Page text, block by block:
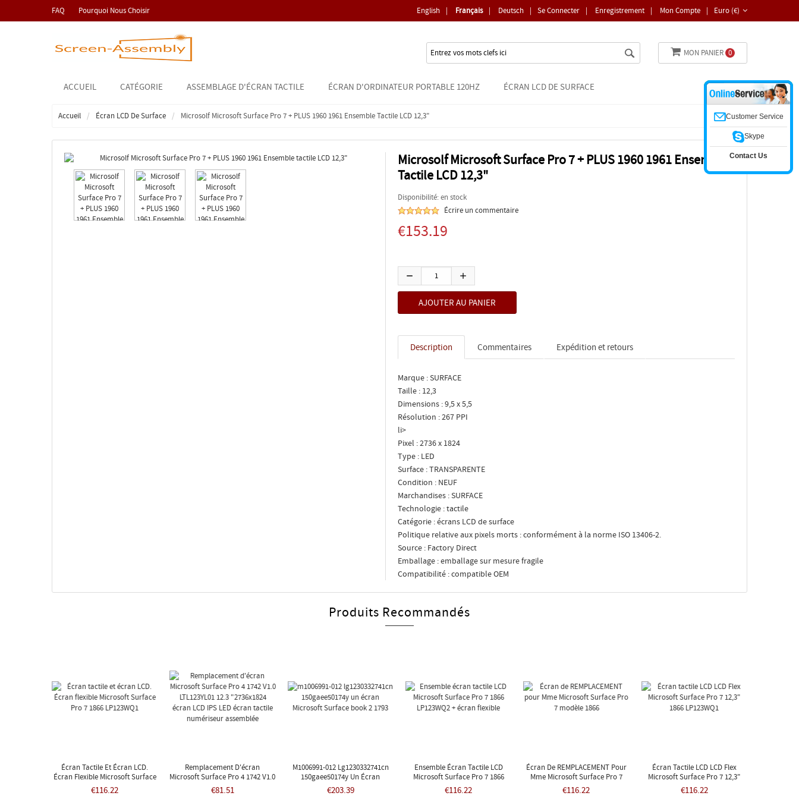
FAQ Pourquoi Nous Choisir Euro (€)
Se Connecter | Enregistrement | Mon Compte |
English | Français | Deutsch |
MON PANIER 0
ACCUEIL CATÉGORIE ASSEMBLAGE D'ÉCRAN TACTILE ÉCRAN D'ORDINATEUR PORTABLE 120HZ ÉCRAN LCD DE SURFACE
Accueil Écran LCD De Surface Microsolf Microsoft Surface Pro 7 + PLUS 1960 1961 Ensemble Tactile LCD 12,3"
Microsolf Microsoft Surface Pro 7 + PLUS 1960 1961 Ensemble
Tactile LCD 12,3"
Disponibilité: en stock
Écrire un commentaire
€153.19
Description Commentaires Expédition et retours
Marque : SURFACE
Taille : 12,3
Dimensions : 9,5 x 5,5
Résolution : 267 PPI
li>
Pixel : 2736 x 1824
Type : LED
Surface : TRANSPARENTE
Condition : NEUF
Marchandises : SURFACE
Technologie : tactile
Catégorie : écrans LCD de surface
Politique relative aux pixels morts : conformément à la norme ISO 13406-2.
Source : Factory Direct
Emballage : emballage sur mesure fragile
Compatibilité : compatible OEM
Produits Recommandés
Écran Tactile Et Écran LCD.
Écran Flexible Microsoft Surface
Pro 7 1866 LP123WQ1
€116.22
Remplacement D'écran
Microsoft Surface Pro 4 1742 V1.0
LTL123YL01 12.3 "2736x1824
Écran LCD IPS LED Écran Tactile
€81.51
M1006991-012 Lg1230332741cn
150gaee50174y Un Écran
Microsoft Surface Book 2 1793
€203.39
Ensemble Écran Tactile LCD
Microsoft Surface Pro 7 1866
LP123WQ2 + Écran Flexible
€116.22
Écran De REMPLACEMENT Pour
Mme Microsoft Surface Pro 7
Modèle 1866
€116.22
Écran Tactile LCD LCD Flex
Microsoft Surface Pro 7 12,3"
1866 LP123WQ1
€116.22
Customer Service
Skype
Contact Us